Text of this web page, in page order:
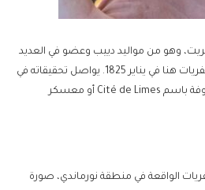
وهو من مواليد دييب وعضو في العديد
من الجمعيات الفكرية، بإجراء حفريات هنا في يناير 1825. يواصل تحقيقاته في
هذه المنطقة الشاسعة المعروفة باسم Cité de Limes أو معسكر
الواقعة في منطقة نورماندي، صورة